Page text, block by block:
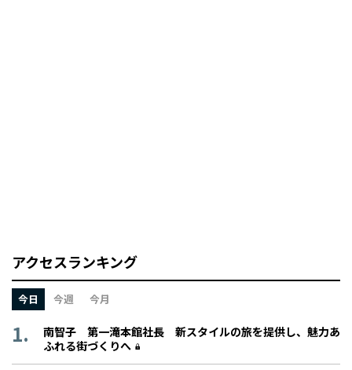
アクセスランキング
今日 今週 今月
南智子 第一滝本館社長 新スタイルの旅を提供し、魅力あ
ふれる街づくりへ